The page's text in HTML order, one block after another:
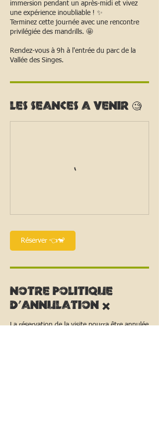
immersion pendant un après-midi et vivez
une expérience inoubliable ! ✨
Terminez cette journée avec une rencontre
privilégiée des mandrills. 🤩
Rendez-vous à 9h à l'entrée du parc de la
Vallée des Singes.
Les seances a venir 🧐
Réserver 👈🐒
Notre politique
d'annulation ✖️
La réservation de la visite pourra être annulée